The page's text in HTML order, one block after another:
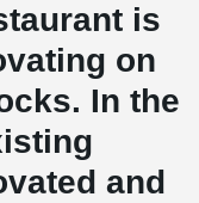
is
on
In the
and